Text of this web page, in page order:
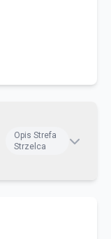
Opis Strefa
Strzelca